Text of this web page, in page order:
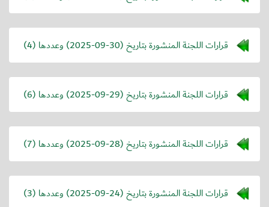
قرارات اللجنة المنشورة بتاريخ (2025-09-30) وعددها (4)
قرارات اللجنة المنشورة بتاريخ (2025-09-29) وعددها (6)
قرارات اللجنة المنشورة بتاريخ (2025-09-28) وعددها (7)
قرارات اللجنة المنشورة بتاريخ (2025-09-24) وعددها (3)